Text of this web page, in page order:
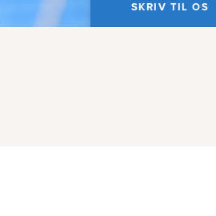
SKRIV TIL OS